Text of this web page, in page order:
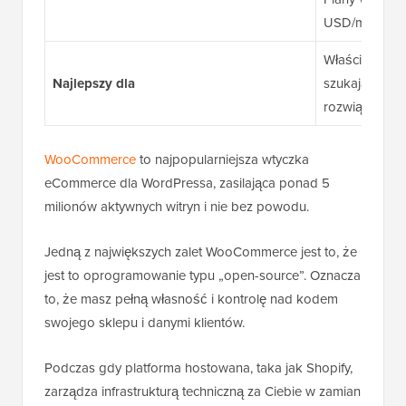
USD/miesiąc
Najlepszy dla
Właściciele
szukający
rozwiązania
WooCommerceto najpopularniejsza wtyczka
eCommerce dla WordPressa, zasilająca ponad 5
milionów aktywnych witryn i nie bez powodu.
Jedną z największych zalet WooCommerce jest to, że
jest to oprogramowanie typu „open-source”. Oznacza
to, że masz pełną własność i kontrolę nad kodem
swojego sklepu i danymi klientów.
Podczas gdy platforma hostowana, taka jak Shopify,
zarządza infrastrukturą techniczną za Ciebie w zamian